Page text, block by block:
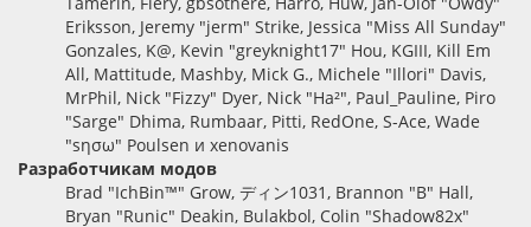
Eriksson, Jeremy "jerm" Strike, Jessica "Miss All Sunday"
Gonzales, K@, Kevin "greyknight17" Hou, KGIII, Kill Em
All, Mattitude, Mashby, Mick G., Michele "Illori" Davis,
MrPhil, Nick "Fizzy" Dyer, Nick "Ha²", Paul_Pauline, Piro
"Sarge" Dhima, Rumbaar, Pitti, RedOne, S-Ace, Wade
"sησω" Poulsen и xenovanis
Разработчикам модов
Brad "IchBin™" Grow, ディン1031, Brannon "B" Hall,
Bryan "Runic" Deakin, Bulakbol, Colin "Shadow82x"